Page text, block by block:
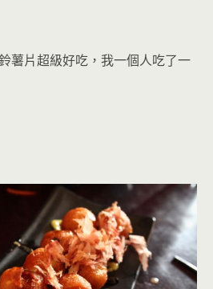
薯片超級好吃，我一個人吃了一